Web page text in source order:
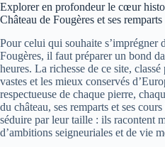
Explorer en profondeur le cœur
Château de Fougères et ses remparts
Pour celui qui souhaite s’imprégner
Fougères, il faut préparer un bond
heures. La richesse de ce site,
vastes et les mieux conservés
respectueuse de chaque pierre,
du château, ses remparts et ses
séduire par leur taille : ils racontent
d’ambitions seigneuriales et de vie